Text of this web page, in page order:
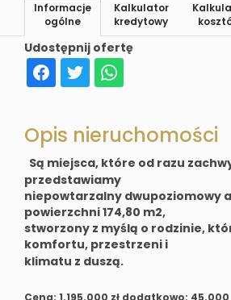
Udostępnij ofertę
Informacje
ogólne
Kalkulator
kredytowy
Opis nieruchomości
Są miejsca, które od razu
przedstawiamy
niepowtarzalny dwupoziomowy
powierzchni 174,80 m2,
stworzony z myślą o rodzinie,
komfortu, przestrzeni i
klimatu z duszą.